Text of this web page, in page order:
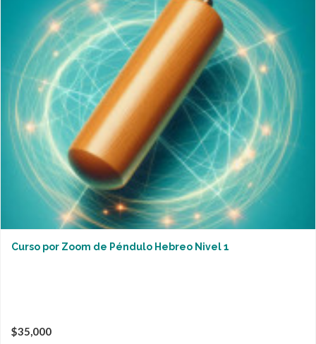
Curso por Zoom de Péndulo Hebreo Nivel 1
$35,000